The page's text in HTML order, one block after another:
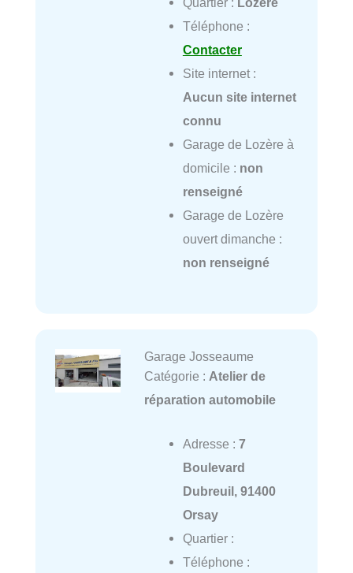
Téléphone :
Contacter
Site internet :
Aucun site internet
connu
Garage de Lozère à
domicile : non
renseigné
Garage de Lozère
ouvert dimanche :
non renseigné
Garage Josseaume
Catégorie : Atelier de
réparation automobile
Adresse : 7
Boulevard
Dubreuil, 91400
Orsay
Quartier :
Téléphone :